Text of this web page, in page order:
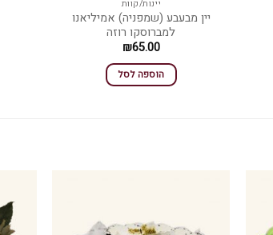
יינות/קוות
יין מבעבע (שמפניה) אמיליאנו
למברוסקו רוזה
₪65.00
הוספה לסל